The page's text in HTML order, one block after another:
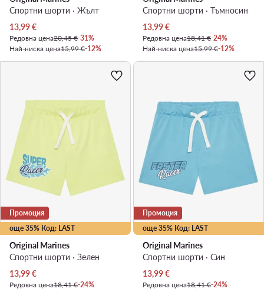
Спортни шорти · Жълт
Актуална цена
13,99€
Редовна цена20,45 €-31%
Най-ниска цена15,99 €-12%
Спортни шорти · Тъмносин
Актуална цена
13,99€
Редовна цена18,41 €-24%
Най-ниска цена15,99 €-12%
още 35% Код: LAST
Промоция
Original Marines
Спортни шорти · Зелен
Актуална цена
13,99€
Редовна цена18,41 €-24%
още 35% Код: LAST
Промоция
Original Marines
Спортни шорти · Син
Актуална цена
13,99€
Редовна цена18,41 €-24%